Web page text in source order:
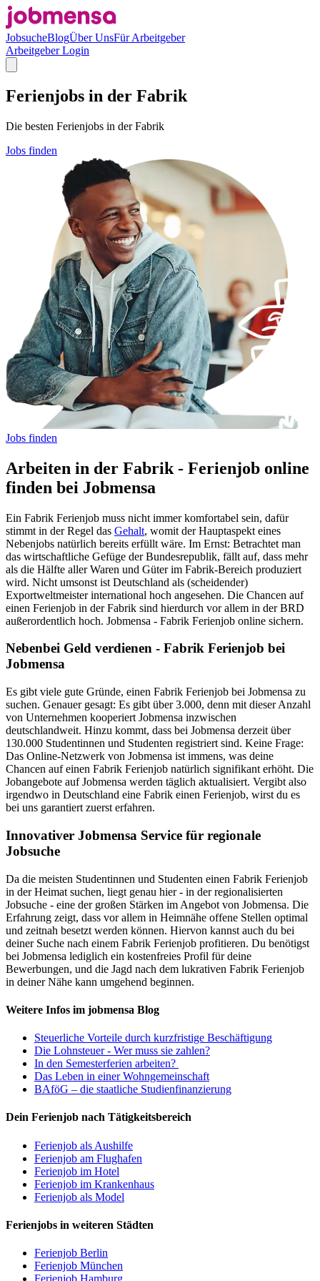
JobsucheBlogÜber UnsFür Arbeitgeber
Arbeitgeber Login
Ferienjobs in der Fabrik
Die besten Ferienjobs in der Fabrik
Jobs finden
Jobs finden
Arbeiten in der Fabrik - Ferienjob online
finden bei Jobmensa
Ein Fabrik Ferienjob muss nicht immer komfortabel sein, dafür
stimmt in der Regel das Gehalt, womit der Hauptaspekt eines
Nebenjobs natürlich bereits erfüllt wäre. Im Ernst: Betrachtet man
das wirtschaftliche Gefüge der Bundesrepublik, fällt auf, dass mehr
als die Hälfte aller Waren und Güter im Fabrik-Bereich produziert
wird. Nicht umsonst ist Deutschland als (scheidender)
Exportweltmeister international hoch angesehen. Die Chancen auf
einen Ferienjob in der Fabrik sind hierdurch vor allem in der BRD
außerordentlich hoch. Jobmensa - Fabrik Ferienjob online sichern.
Nebenbei Geld verdienen - Fabrik Ferienjob bei
Jobmensa
Es gibt viele gute Gründe, einen Fabrik Ferienjob bei Jobmensa zu
suchen. Genauer gesagt: Es gibt über 3.000, denn mit dieser Anzahl
von Unternehmen kooperiert Jobmensa inzwischen
deutschlandweit. Hinzu kommt, dass bei Jobmensa derzeit über
130.000 Studentinnen und Studenten registriert sind. Keine Frage:
Das Online-Netzwerk von Jobmensa ist immens, was deine
Chancen auf einen Fabrik Ferienjob natürlich signifikant erhöht. Die
Jobangebote auf Jobmensa werden täglich aktualisiert. Vergibt also
irgendwo in Deutschland eine Fabrik einen Ferienjob, wirst du es
bei uns garantiert zuerst erfahren.
Innovativer Jobmensa Service für regionale
Jobsuche
Da die meisten Studentinnen und Studenten einen Fabrik Ferienjob
in der Heimat suchen, liegt genau hier - in der regionalisierten
Jobsuche - eine der großen Stärken im Angebot von Jobmensa. Die
Erfahrung zeigt, dass vor allem in Heimnähe offene Stellen optimal
und zeitnah besetzt werden können. Hiervon kannst auch du bei
deiner Suche nach einem Fabrik Ferienjob profitieren. Du benötigst
bei Jobmensa lediglich ein kostenfreies Profil für deine
Bewerbungen, und die Jagd nach dem lukrativen Fabrik Ferienjob
in deiner Nähe kann umgehend beginnen.
Weitere Infos im jobmensa Blog
Steuerliche Vorteile durch kurzfristige Beschäftigung
Die Lohnsteuer - Wer muss sie zahlen?
In den Semesterferien arbeiten?
Das Leben in einer Wohngemeinschaft
BAföG – die staatliche Studienfinanzierung
Dein Ferienjob nach Tätigkeitsbereich
Ferienjob als Aushilfe
Ferienjob am Flughafen
Ferienjob im Hotel
Ferienjob im Krankenhaus
Ferienjob als Model
Ferienjobs in weiteren Städten
Ferienjob Berlin
Ferienjob München
Ferienjob Hamburg